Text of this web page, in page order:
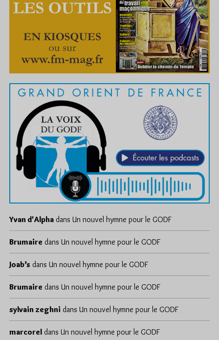
Yvan d'Alpha dans Un nouvel hymne pour le GODF
Brumaire dans Un nouvel hymne pour le GODF
Joab’s dans Un nouvel hymne pour le GODF
Brumaire dans Un nouvel hymne pour le GODF
sylvain zeghni dans Un nouvel hymne pour le GODF
marcorel dans Un nouvel hymne pour le GODF